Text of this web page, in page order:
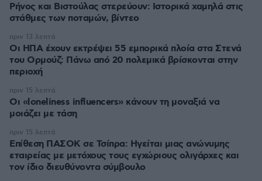
Ρήνος και Βιστούλας στερεύουν: Ιστορικά χαμηλά στις
στάθμες των ποταμών, βίντεο
Οι ΗΠΑ έχουν εκτρέψει 55 εμπορικά πλοία στα Στενά
του Ορμούζ: Πάνω από 20 πολεμικά βρίσκονται στην
περιοχή
πριν 13 λεπτά
Οι «loneliness influencers» κάνουν τη μοναξιά να
μοιάζει με τάση
πριν 15 λεπτά
Επίθεση ΠΑΣΟΚ σε Τσίπρα: Ηγείται μιας ανώνυμης
εταιρείας με μετόχους τους εγχώριους ολιγάρχες και
τον ίδιο διευθύνοντα σύμβουλο
πριν 15 λεπτά